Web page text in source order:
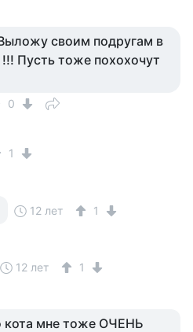
своим подругам в
Пусть тоже похохочут
0
1
12 лет 1
12 лет 1
кота мне тоже ОЧЕНЬ